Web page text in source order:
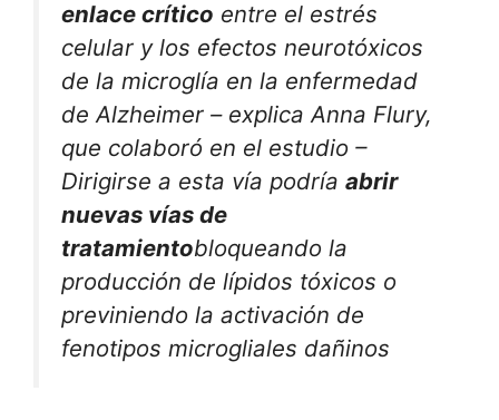
enlace crítico entre el estrés
celular y los efectos neurotóxicos
de la microglía en la enfermedad
de Alzheimer – explica Anna Flury,
que colaboró ​​en el estudio –
Dirigirse a esta vía podría abrir
nuevas vías de
tratamientobloqueando la
producción de lípidos tóxicos o
previniendo la activación de
fenotipos microgliales dañinos